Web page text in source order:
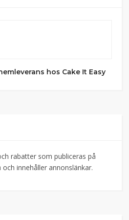
hos Cake It Easy
rabatter som publiceras på
innehåller annonslänkar.